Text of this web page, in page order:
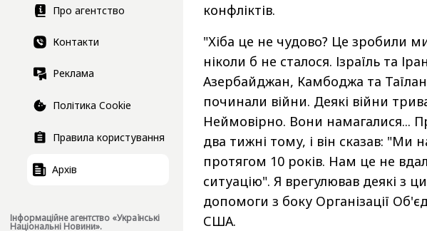
Про агентство
Контакти
Реклама
Політика Cookie
Правила користування
Архів
Інформаційне агентство «Українські
Національні Новини».
конфліктів.
"Хіба це не чудово? Це зробили
ніколи б не сталося. Ізраїль та
Азербайджан, Камбоджа та
починали війни. Деякі війни
Неймовірно. Вони намагалися...
два тижні тому, і він сказав: "Ми
протягом 10 років. Нам це не
ситуацію". Я врегулював деякі з
допомоги з боку Організації
США.